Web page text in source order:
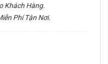
Khách Hàng.
Phí Tận Nơi.